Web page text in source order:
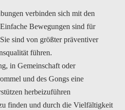
verbinden sich mit den
Bewegungen sind für
sind von größter präventiver
führen.
in Gemeinschaft oder
und des Gongs eine
herbeizuführen
finden und durch die Vielfältigkeit